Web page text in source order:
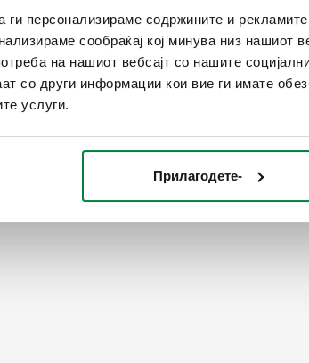
ги персонализираме содржините и
сообраќај кој минува низ нашиот
на нашиот вебсајт со нашите
со други информации кои вие ги имате
услуги.
Прилагодете-